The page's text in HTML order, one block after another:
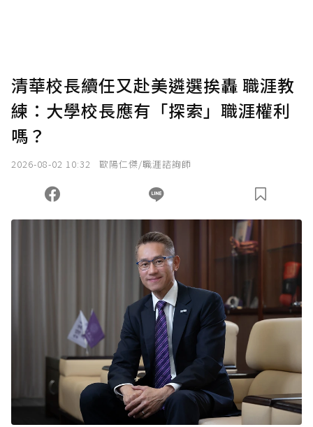
確認送出
您當前剩餘 U 利點數：0點；前往 購買點數
清華校長續任又赴美遴選挨轟 職涯教
練：大學校長應有「探索」職涯權利
嗎？
2026-08-02 10:32 歐陽仁傑/職涯諮詢師